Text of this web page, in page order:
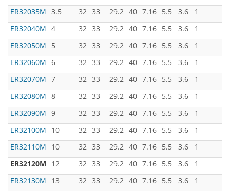
ER32035M 3.5 32 33 29.2 40 7.16 5.5 3.6
1
ER32040M 4 32 33 29.2 40 7.16 5.5 3.6
1
ER32050M
5 32 33 29.2 40 7.16 5.5 3.6
1
ER32060M 6 32 33 29.2 40 7.16 5.5 3.6
1
ER32070M 7 32 33 29.2 40 7.16 5.5 3.6
1
ER32080M 8 32 33 29.2 40 7.16 5.5 3.6
1
ER32090M 9 32 33 29.2 40 7.16 5.5 3.6
1
ER32100M
10 32 33 29.2 40 7.16 5.5 3.6
1
ER32110M
10 32 33 29.2 40 7.16 5.5 3.6
1
ER32120M
12 32 33 29.2 40 7.16 5.5 3.6
1
ER32130M
13 32 33 29.2 40 7.16 5.5 3.6
1